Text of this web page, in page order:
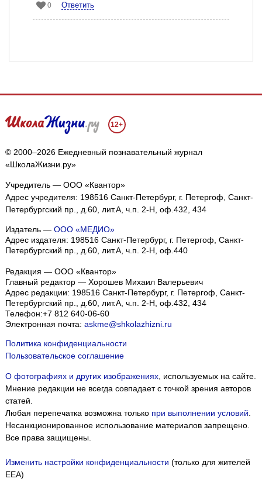
0 Ответить
12+
© 2000–2026 Ежедневный познавательный журнал
«ШколаЖизни.ру»
Учредитель — ООО «Квантор»
Адрес учредителя: 198516 Санкт-Петербург, г. Петергоф, Санкт-
Петербургский пр., д.60, лит.А, ч.п. 2-Н, оф.432, 434
Издатель — ООО «МЕДИО»
Адрес издателя: 198516 Санкт-Петербург, г. Петергоф, Санкт-
Петербургский пр., д.60, лит.А, ч.п. 2-Н, оф.440
Редакция — ООО «Квантор»
Главный редактор — Хорошев Михаил Валерьевич
Адрес редакции: 198516 Санкт-Петербург, г. Петергоф, Санкт-
Петербургский пр., д.60, лит.А, ч.п. 2-Н, оф.432, 434
Телефон:+7 812 640-06-60
Электронная почта: askme@shkolazhizni.ru
Политика конфиденциальности
Пользовательское соглашение
О фотографиях и других изображениях, используемых на сайте.
Мнение редакции не всегда совпадает с точкой зрения авторов
статей.
Любая перепечатка возможна только при выполнении условий.
Несанкционированное использование материалов запрещено.
Все права защищены.
Изменить настройки конфиденциальности (только для жителей
EEA)